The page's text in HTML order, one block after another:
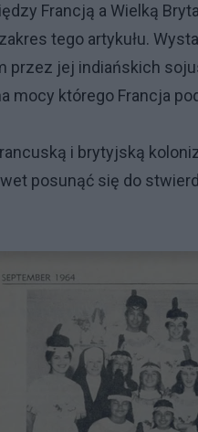
Francją a Wielką
tego artykułu.
przez jej indiańskich
mocy którego Francja
i brytyjską
posunąć się do